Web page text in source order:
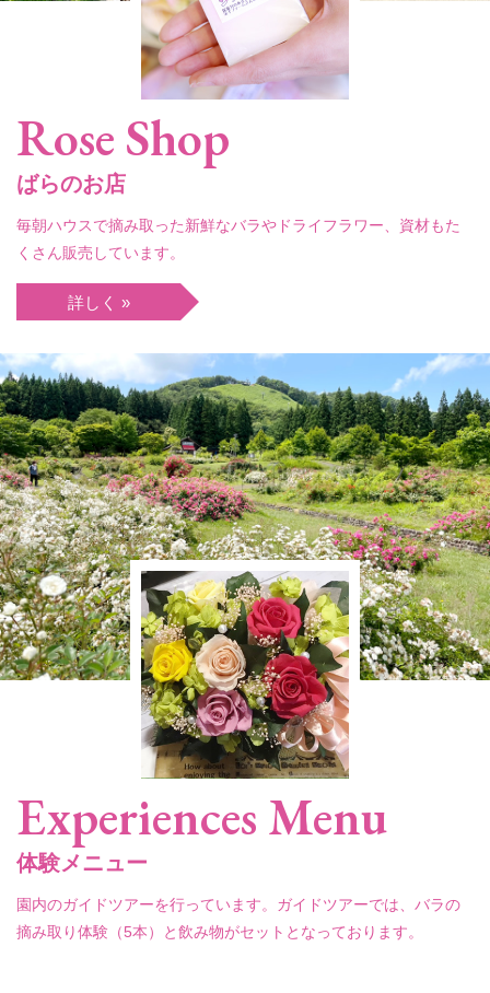
Rose Shop
ばらのお店
毎朝ハウスで摘み取った新鮮なバラやドライフラワー、資材もた
くさん販売しています。
詳しく »
Experiences Menu
体験メニュー
園内のガイドツアーを行っています。ガイドツアーでは、バラの
摘み取り体験（5本）と飲み物がセットとなっております。